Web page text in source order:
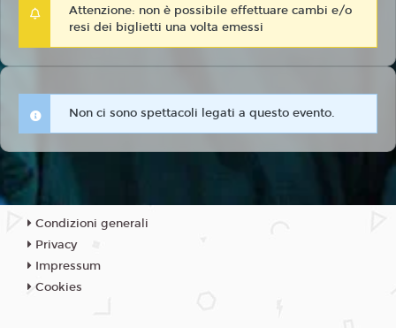
Attenzione: non è possibile effettuare cambi e/o
resi dei biglietti una volta emessi
Non ci sono spettacoli legati a questo evento.
Condizioni generali
Privacy
Impressum
Cookies